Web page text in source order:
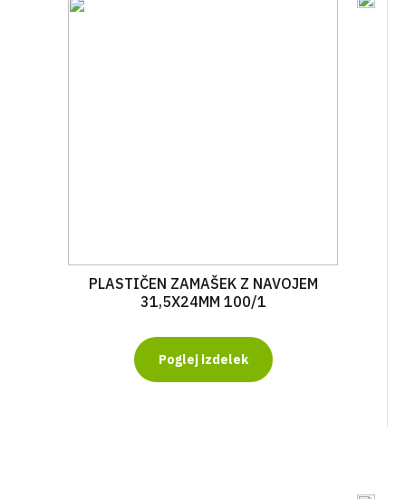
PLASTIČEN ZAMAŠEK Z NAVOJEM
31,5X24MM 100/1
Poglej izdelek